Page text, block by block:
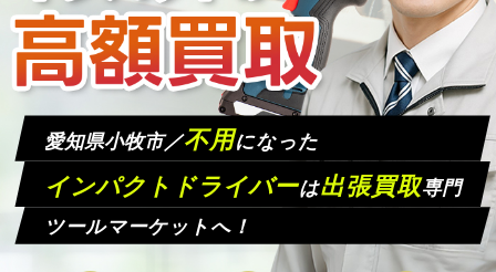
愛知県小牧市／不用になった
インパクトドライバーは出張買取専門
ツールマーケットへ！